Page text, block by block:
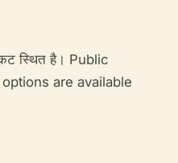
स्थित है। Public
are available